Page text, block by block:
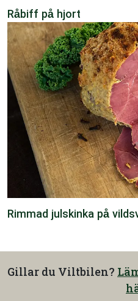
Råbiff på hjort
Rimmad julskinka på
Gillar du Viltbilen?